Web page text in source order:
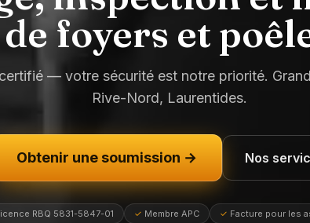
de foyers et
— votre sécurité est notre priorité.
Rive-Nord, Laurentides.
Obtenir une soumission → Nos
RBQ 5831-5847-01 ✓ Membre APC ✓ Facture pour les